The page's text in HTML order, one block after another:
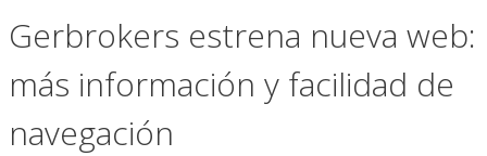
Gerbrokers estrena nueva web:
más información y facilidad de
navegación